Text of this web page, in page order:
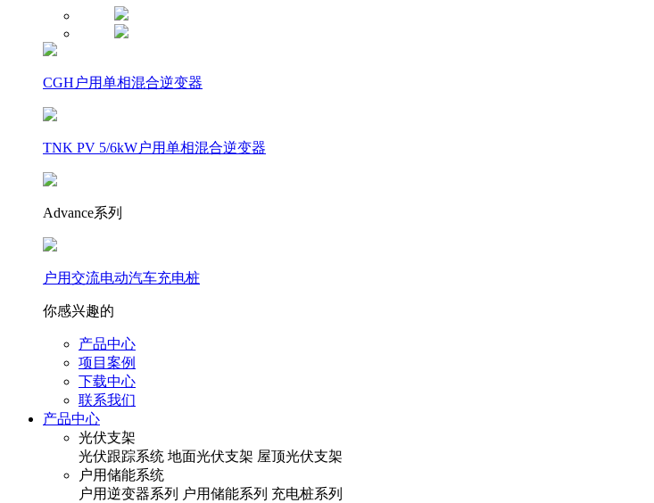
CGH户用单相混合逆变器
TNK PV 5/6kW户用单相混合逆变器
Advance系列
户用交流电动汽车充电桩
你感兴趣的
产品中心
项目案例
下载中心
联系我们
产品中心
光伏支架
光伏跟踪系统 地面光伏支架 屋顶光伏支架
户用储能系统
户用逆变器系列
户用储能系列 充电桩系列